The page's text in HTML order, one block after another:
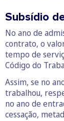
Subsídio
No ano de
contrato, o
tempo de
Código do
Assim, se no
trabalhou,
no ano de
cessação,